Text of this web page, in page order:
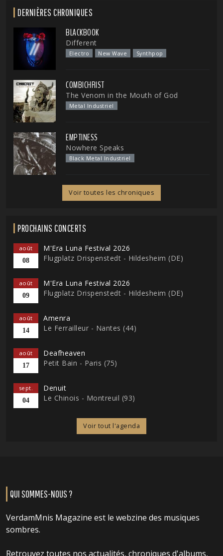
DERNIÈRES CHRONIQUES
BLACKBOOK
Different
Electro New Wave Synthpop
COMBICHRIST
The Venom in the Mouth of God
Metal Industriel
EMPTINESS
Nowhere Speaks
Black Metal Industriel
Voir toutes les chroniques
PROCHAINS CONCERTS
août
08
M'Era Luna Festival 2026
Flugplatz Drispenstedt - Hildesheim (DE)
août
09
M'Era Luna Festival 2026
Flugplatz Drispenstedt - Hildesheim (DE)
août
14
Amenra
Le Ferrailleur - Nantes (44)
août
17
Deafheaven
Petit Bain - Paris (75)
sept.
04
Denuit
Le Chinois - Montreuil (93)
Voir tout l'agenda
QUI SOMMES-NOUS ?
VerdamMnis Magazine est le webzine des musiques
sombres.
Retrouvez toutes nos actualités, chroniques d'albums,